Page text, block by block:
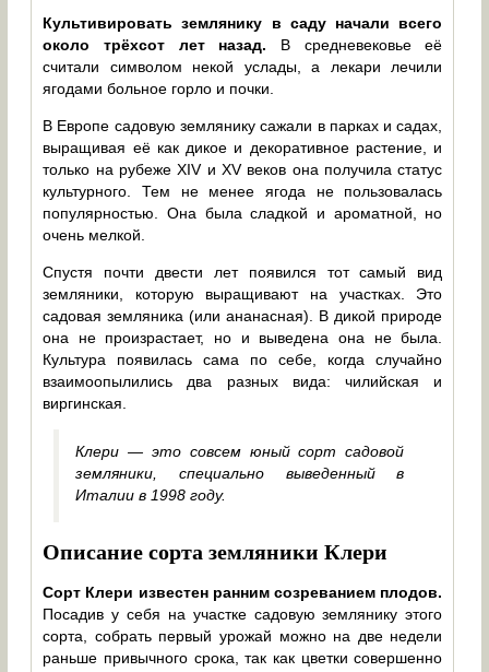
Культивировать землянику в саду начали всего
около трёхсот лет назад. В средневековье её
считали символом некой услады, а лекари лечили
ягодами больное горло и почки.
В Европе садовую землянику сажали в парках и садах,
выращивая её как дикое и декоративное растение, и
только на рубеже XIV и XV веков она получила статус
культурного. Тем не менее ягода не пользовалась
популярностью. Она была сладкой и ароматной, но
очень мелкой.
Спустя почти двести лет появился тот самый вид
земляники, которую выращивают на участках. Это
садовая земляника (или ананасная). В дикой природе
она не произрастает, но и выведена она не была.
Культура появилась сама по себе, когда случайно
взаимоопылились два разных вида: чилийская и
виргинская.
Клери — это совсем юный сорт садовой
земляники, специально выведенный в
Италии в 1998 году.
Описание сорта земляники Клери
Сорт Клери известен ранним созреванием плодов.
Посадив у себя на участке садовую землянику этого
сорта, собрать первый урожай можно на две недели
раньше привычного срока, так как цветки совершенно